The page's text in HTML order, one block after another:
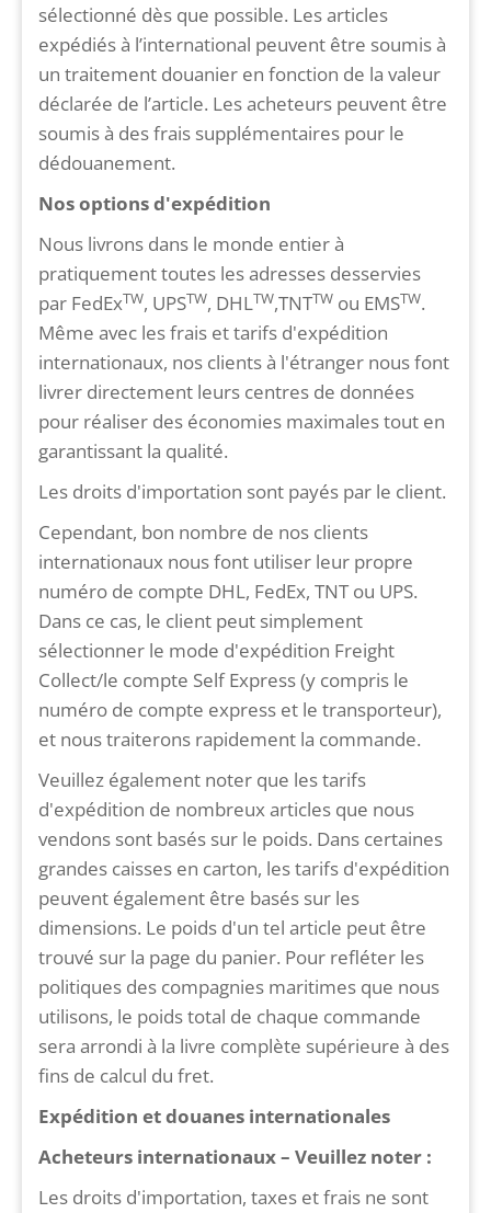
sélectionné dès que possible. Les articles
expédiés à l’international peuvent être soumis à
un traitement douanier en fonction de la valeur
déclarée de l’article. Les acheteurs peuvent être
soumis à des frais supplémentaires pour le
dédouanement.
Nos options d'expédition
Nous livrons dans le monde entier à
pratiquement toutes les adresses desservies
par FedExTW, UPSTW, DHLTW,TNTTW ou EMSTW.
Même avec les frais et tarifs d'expédition
internationaux, nos clients à l'étranger nous font
livrer directement leurs centres de données
pour réaliser des économies maximales tout en
garantissant la qualité.
Les droits d'importation sont payés par le client.
Cependant, bon nombre de nos clients
internationaux nous font utiliser leur propre
numéro de compte DHL, FedEx, TNT ou UPS.
Dans ce cas, le client peut simplement
sélectionner le mode d'expédition Freight
Collect/le compte Self Express (y compris le
numéro de compte express et le transporteur),
et nous traiterons rapidement la commande.
Veuillez également noter que les tarifs
d'expédition de nombreux articles que nous
vendons sont basés sur le poids. Dans certaines
grandes caisses en carton, les tarifs d'expédition
peuvent également être basés sur les
dimensions. Le poids d'un tel article peut être
trouvé sur la page du panier. Pour refléter les
politiques des compagnies maritimes que nous
utilisons, le poids total de chaque commande
sera arrondi à la livre complète supérieure à des
fins de calcul du fret.
Expédition et douanes internationales
Acheteurs internationaux – Veuillez noter :
Les droits d'importation, taxes et frais ne sont